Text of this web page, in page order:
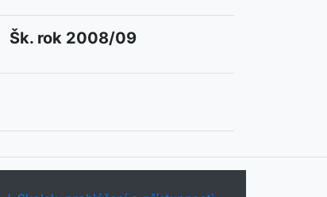
Šk. rok 2008/09